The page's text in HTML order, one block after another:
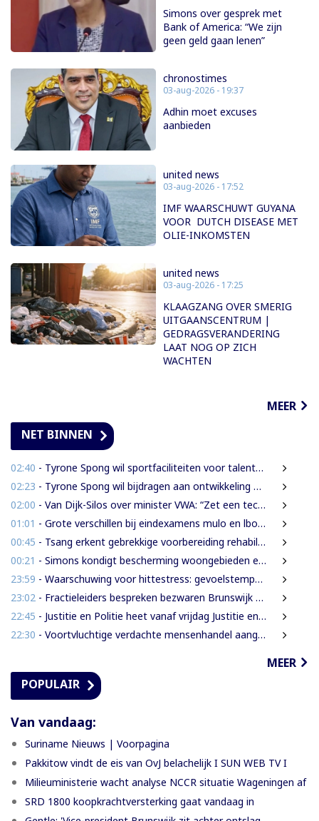
Simons over gesprek met
Bank of America: “We zijn
geen geld gaan lenen”
chronostimes
03-aug-2026 - 19:37
Adhin moet excuses
aanbieden
united news
03-aug-2026 - 17:52
IMF WAARSCHUWT GUYANA
VOOR DUTCH DISEASE MET
OLIE-INKOMSTEN
united news
03-aug-2026 - 17:25
KLAAGZANG OVER SMERIG
UITGAANSCENTRUM |
GEDRAGSVERANDERING
LAAT NOG OP ZICH
WACHTEN
MEER
NET BINNEN
02:40 - Tyrone Spong wil sportfaciliteiten voor talentvolle Surinaamse jongeren
02:23 - Tyrone Spong wil bijdragen aan ontwikkeling Surinaamse jeugd
02:00 - Van Dijk-Silos over minister VWA: “Zet een technocraat die inzicht heeft in de volksgezondheid”
01:01 - Grote verschillen bij eindexamens mulo en lbo: STS-1 telt 174 afgewezen leerlingen
00:45 - Tsang erkent gebrekkige voorbereiding rehabilitatie Domineestraat
00:21 - Simons kondigt bescherming woongebieden en strengere aanpak illegale activiteiten aan
23:59 - Waarschuwing voor hittestress: gevoelstemperatuur in Suriname loopt op tot 38 graden
23:02 - Fractieleiders bespreken bezwaren Brunswijk over grensprotocol met Frans-Guyana
22:45 - Justitie en Politie heet vanaf vrijdag Justitie en Veiligheid
22:30 - Voortvluchtige verdachte mensenhandel aangehouden in Guyana en uitgeleverd aan Suriname
MEER
POPULAIR
Van vandaag:
Suriname Nieuws | Voorpagina
Pakkitow vindt de eis van OvJ belachelijk I SUN WEB TV I
Milieuministerie wacht analyse NCCR situatie Wageningen af
SRD 1800 koopkrachtversterking gaat vandaag in